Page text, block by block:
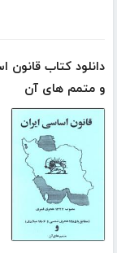
و متمم های آن